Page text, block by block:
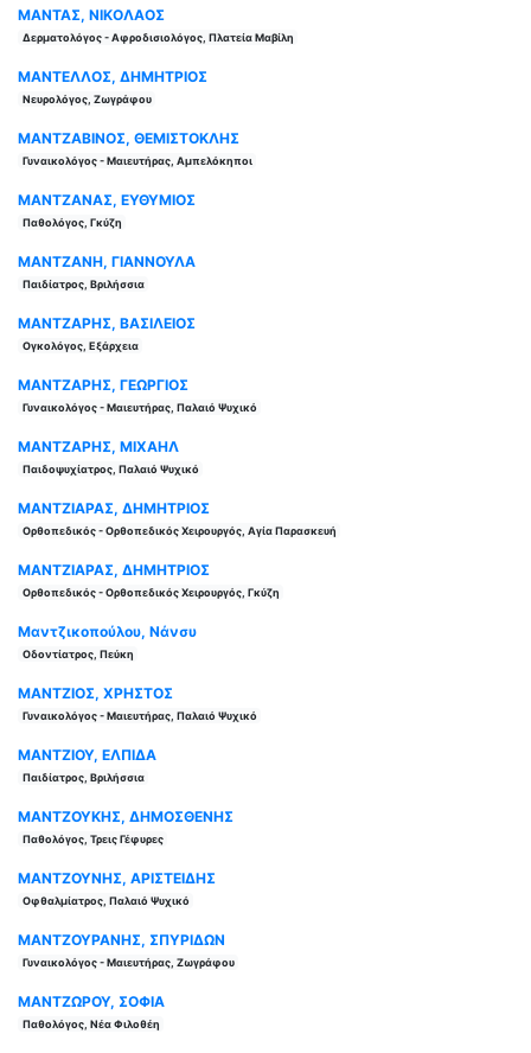
ΜΑΝΤΑΣ, ΝΙΚΟΛΑΟΣ
Δερματολόγος - Αφροδισιολόγος, Πλατεία Μαβίλη
ΜΑΝΤΕΛΛΟΣ, ΔΗΜΗΤΡΙΟΣ
Νευρολόγος, Ζωγράφου
ΜΑΝΤΖΑΒΙΝΟΣ, ΘΕΜΙΣΤΟΚΛΗΣ
Γυναικολόγος - Μαιευτήρας, Αμπελόκηποι
ΜΑΝΤΖΑΝΑΣ, ΕΥΘΥΜΙΟΣ
Παθολόγος, Γκύζη
ΜΑΝΤΖΑΝΗ, ΓΙΑΝΝΟΥΛΑ
Παιδίατρος, Βριλήσσια
ΜΑΝΤΖΑΡΗΣ, ΒΑΣΙΛΕΙΟΣ
Ογκολόγος, Εξάρχεια
ΜΑΝΤΖΑΡΗΣ, ΓΕΩΡΓΙΟΣ
Γυναικολόγος - Μαιευτήρας, Παλαιό Ψυχικό
ΜΑΝΤΖΑΡΗΣ, ΜΙΧΑΗΛ
Παιδοψυχίατρος, Παλαιό Ψυχικό
ΜΑΝΤΖΙΑΡΑΣ, ΔΗΜΗΤΡΙΟΣ
Ορθοπεδικός - Ορθοπεδικός Χειρουργός, Αγία Παρασκευή
ΜΑΝΤΖΙΑΡΑΣ, ΔΗΜΗΤΡΙΟΣ
Ορθοπεδικός - Ορθοπεδικός Χειρουργός, Γκύζη
Μαντζικοπούλου, Νάνσυ
Οδοντίατρος, Πεύκη
ΜΑΝΤΖΙΟΣ, ΧΡΗΣΤΟΣ
Γυναικολόγος - Μαιευτήρας, Παλαιό Ψυχικό
ΜΑΝΤΖΙΟΥ, ΕΛΠΙΔΑ
Παιδίατρος, Βριλήσσια
ΜΑΝΤΖΟΥΚΗΣ, ΔΗΜΟΣΘΕΝΗΣ
Παθολόγος, Τρεις Γέφυρες
ΜΑΝΤΖΟΥΝΗΣ, ΑΡΙΣΤΕΙΔΗΣ
Οφθαλμίατρος, Παλαιό Ψυχικό
ΜΑΝΤΖΟΥΡΑΝΗΣ, ΣΠΥΡΙΔΩΝ
Γυναικολόγος - Μαιευτήρας, Ζωγράφου
ΜΑΝΤΖΩΡΟΥ, ΣΟΦΙΑ
Παθολόγος, Νέα Φιλοθέη